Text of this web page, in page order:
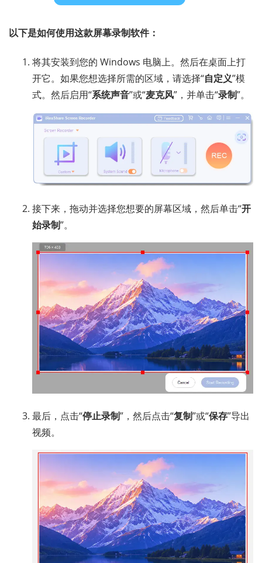
以下是如何使用这款屏幕录制软件：
将其安装到您的 Windows 电脑上。然后在桌面上打
开它。如果您想选择所需的区域，请选择“自定义”模
式。然后启用“系统声音”或“麦克风”，并单击“录制”。
接下来，拖动并选择您想要的屏幕区域，然后单击“开
始录制”。
最后，点击“停止录制”，然后点击“复制”或“保存”导出
视频。